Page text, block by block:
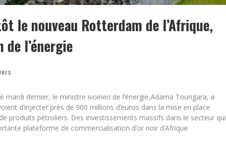
le nouveau Rotterdam de l’Afrique,
l’énergie
mardi dernier, le ministre ivoirien de l’énergie,Adama Toungara, a
d’injecter près de 900 millions d’euros dans la mise en place
produits pétroliers. Des investissements massifs dans le secteur qui
plateforme de commercialisation d’or noir d’Afrique